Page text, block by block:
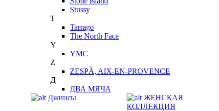
Stussy
T
Tarrago
The North Face
Y
YMC
Z
ZESPÀ, AIX-EN-PROVENCE
Д
ДВА МЯЧА
Джинсы
ЖЕНСКАЯ
КОЛЛЕКЦИЯ